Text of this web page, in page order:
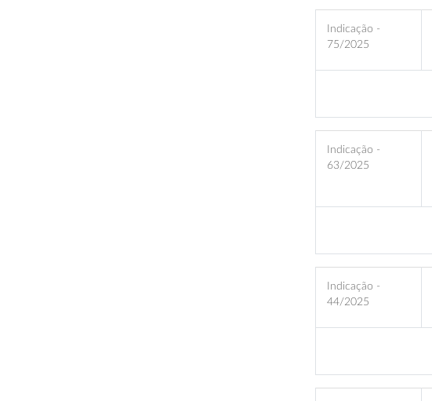
Indicação -
75/2025
Indicação -
63/2025
Indicação -
44/2025